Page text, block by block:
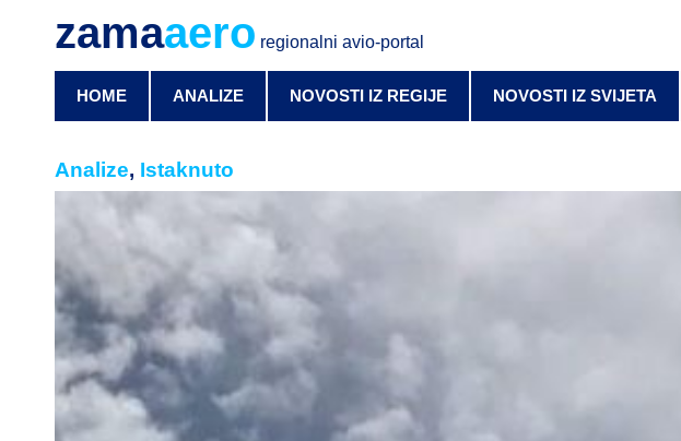
zamaaero regionalni avio-portal
HOME ANALIZE NOVOSTI IZ REGIJE NOVOSTI IZ SVIJETA
Analize, Istaknuto